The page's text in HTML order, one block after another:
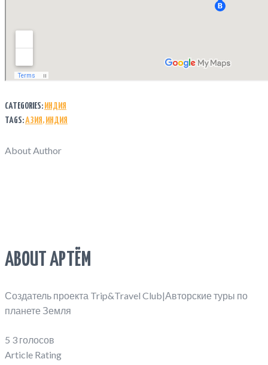
CATEGORIES: ИНДИЯ
TAGS:АЗИЯ , ИНДИЯ
About Author
ABOUT АРТЁМ
Создатель проекта Trip&Travel Club|Авторские туры по
планете Земля
5 3 голосов
Article Rating